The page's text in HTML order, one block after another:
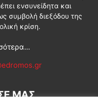
ενσυνείδητα και
συμβολή διεξόδου της
κρίση.
ΜΑΣ